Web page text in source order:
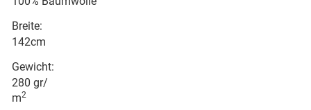
Breite:
142cm
Gewicht:
280 gr/
m2